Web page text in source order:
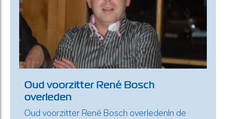
Oud voorzitter René Bosch
overleden
Oud voorzitter René Bosch overledenIn de